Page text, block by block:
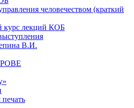
человечеством (краткий
курс лекций КОБ
В.И.
печать